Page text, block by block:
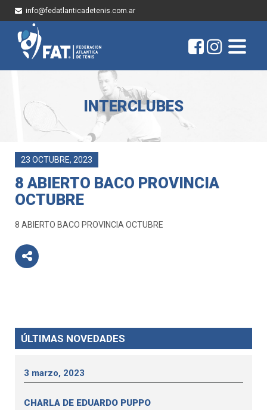
info@fedatlanticadetenis.com.ar
INTERCLUBES
23 OCTUBRE, 2023
8 ABIERTO BACO PROVINCIA
OCTUBRE
8 ABIERTO BACO PROVINCIA OCTUBRE
ÚLTIMAS NOVEDADES
3 marzo, 2023
CHARLA DE EDUARDO PUPPO